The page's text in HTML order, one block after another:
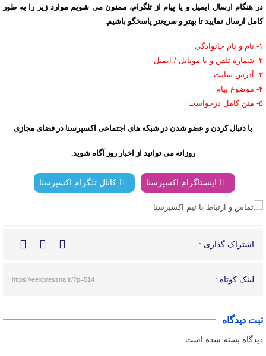
در هنگام ارسال ایمیل و یا پیام از تلگرام، ممنون می شویم موارد زیر را به طور
کامل ارسال نمایید تا بهتر و سریعتر پاسخگو باشیم.
۱- نام و نام خانوادگی
۲- شماره تلفن و یا موبایل / ایمیل
۳- آدرس سایت
۴- موضوع پیام
۵- متن کامل درخواست
با دنبال کردن و عضو شدن در شبکه های اجتماعی اکسپرسنا در فضای مجازی
روزانه می توانید از اخبار روز آگاه شوید.
اینستاگرام اکسپرسنا کانال تلگرام اکسپرسنا
اشتراک گذاری :
لینک کوتاه : https://eexpressna.ir/?p=514
ثبت دیدگاه
دیدگاه بسته شده است.